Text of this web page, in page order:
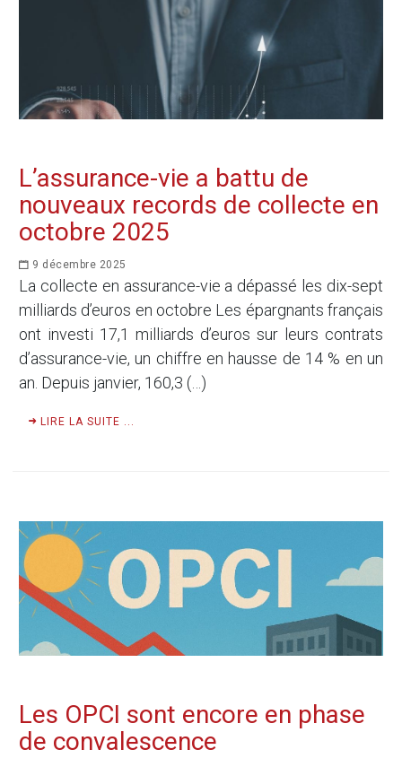
L’assurance-vie a battu de
nouveaux records de collecte en
octobre 2025
9 décembre 2025
La collecte en assurance-vie a dépassé les dix-sept
milliards d’euros en octobre Les épargnants français
ont investi 17,1 milliards d’euros sur leurs contrats
d’assurance-vie, un chiffre en hausse de 14 % en un
an. Depuis janvier, 160,3 (…)
LIRE LA SUITE ...
Les OPCI sont encore en phase
de convalescence